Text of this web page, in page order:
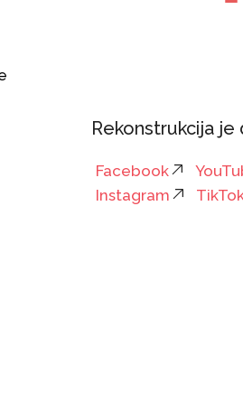
Rekonstrukcija je
Facebook
Instagram